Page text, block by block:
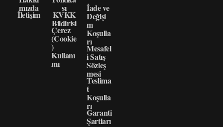
mızda
İletişim
sı
KVKK
Bildirisi
Çerez
(Cookie
)
Kullanı
mı
İade ve
Değişi
m
Koşulla
rı
Mesafel
i Satış
Sözleş
mesi
Teslima
t
Koşulla
rı
Garanti
Şartları